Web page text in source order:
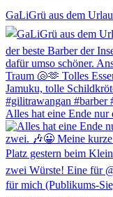
GaLiGrü aus dem
Alles hat eine Ende